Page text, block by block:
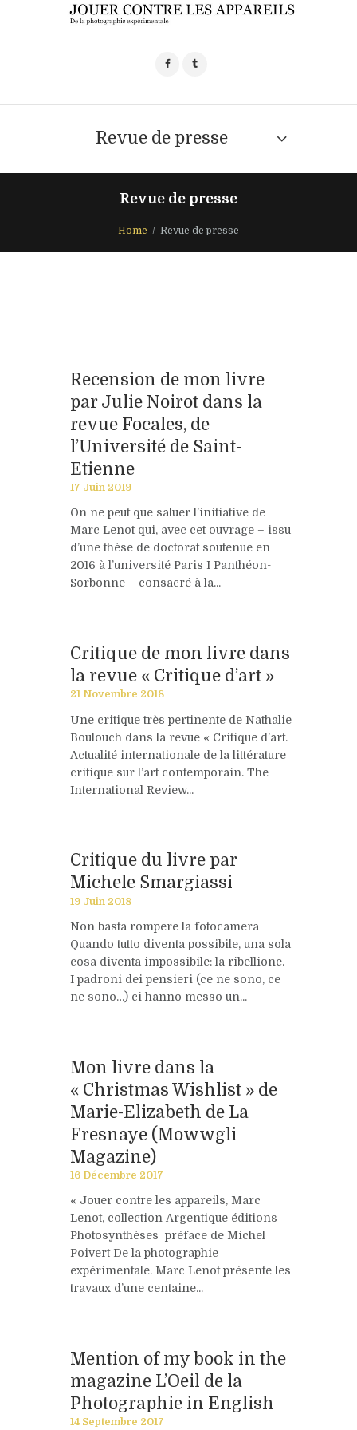
Revue de presse
Revue de presse
Home Revue de presse
Recension de mon livre
par Julie Noirot dans la
revue Focales, de
l’Université de Saint-
Etienne
17 Juin 2019
On ne peut que saluer l’initiative de
Marc Lenot qui, avec cet ouvrage – issu
d’une thèse de doctorat soutenue en
2016 à l’université Paris I Panthéon-
Sorbonne – consacré à la...
Critique de mon livre dans
la revue « Critique d’art »
21 Novembre 2018
Une critique très pertinente de Nathalie
Boulouch dans la revue « Critique d’art.
Actualité internationale de la littérature
critique sur l’art contemporain. The
International Review...
Critique du livre par
Michele Smargiassi
19 Juin 2018
Non basta rompere la fotocamera
Quando tutto diventa possibile, una sola
cosa diventa impossibile: la ribellione.
I padroni dei pensieri (ce ne sono, ce
ne sono…) ci hanno messo un...
Mon livre dans la
« Christmas Wishlist » de
Marie-Elizabeth de La
Fresnaye (Mowwgli
Magazine)
16 Décembre 2017
« Jouer contre les appareils, Marc
Lenot, collection Argentique éditions
Photosynthèses préface de Michel
Poivert De la photographie
expérimentale. Marc Lenot présente les
travaux d’une centaine...
Mention of my book in the
magazine L’Oeil de la
Photographie in English
14 Septembre 2017